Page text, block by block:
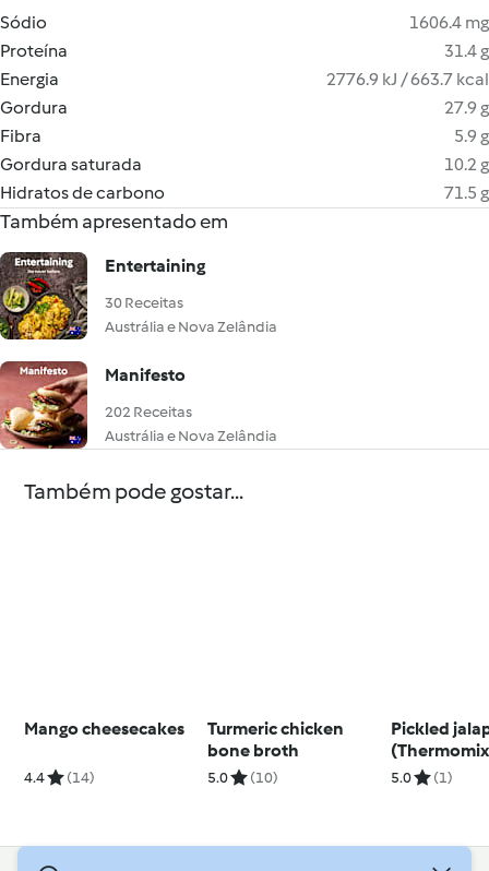
Sódio
1606.4 mg
Proteína
31.4 g
Energia
2776.9 kJ / 663.7 kcal
Gordura
27.9 g
Fibra
5.9 g
Gordura saturada
10.2 g
Hidratos de carbono
71.5 g
Também apresentado em
Entertaining
30 Receitas
Austrália e Nova Zelândia
Manifesto
202 Receitas
Austrália e Nova Zelândia
Também pode gostar...
Mango cheesecakes
4.4 (14)
Turmeric chicken
bone broth
5.0 (10)
Pickled
5.0 (1)